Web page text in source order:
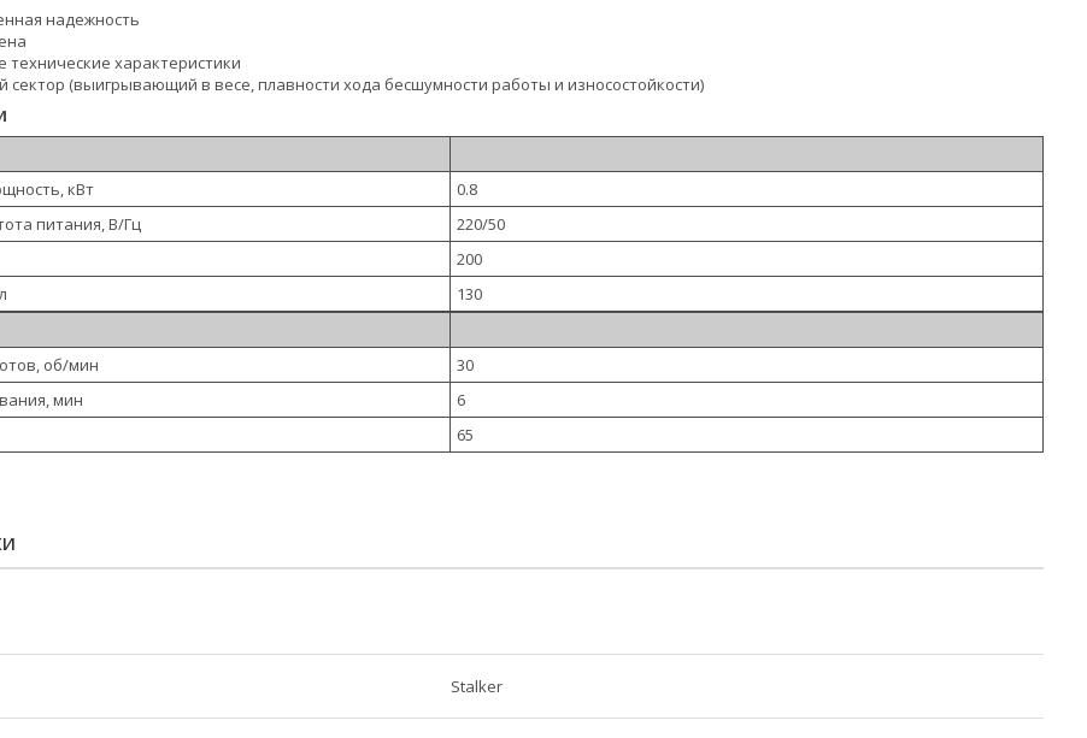
надежность
технические характеристики
сектор (выигрывающий в весе, плавности хода бесшумности работы и износостойкости)
кВт
0.8
питания, В/Гц
220/50
200
130
об/мин
30
мин
6
65
Stalker